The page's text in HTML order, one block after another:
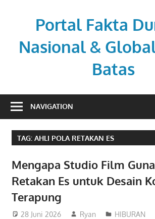
Portal Fakta
Nasional &
Batas
berita
dengan
sudut
luas.
NAVIGATION
TAG: AHLI POLA RETAKAN ES
Mengapa Studio Film
Retakan Es untuk Desain
Terapung
28 Juni 2026 Ryan HIBURAN